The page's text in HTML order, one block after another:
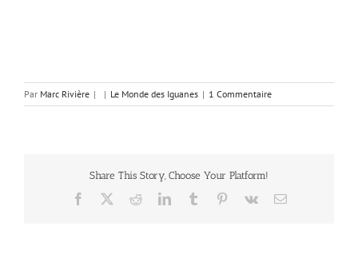
Par Marc Rivière | | Le Monde des Iguanes | 1 Commentaire
Share This Story, Choose Your Platform!
Facebook RedditLinkedInTumblr Pinterest
Vk Email